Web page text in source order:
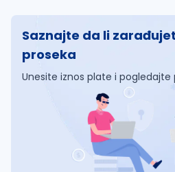
Saznajte da li
proseka
Unesite iznos plate i pogledajte